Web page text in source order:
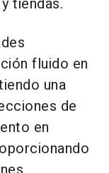
tiendas.
fluido en
una
de
en